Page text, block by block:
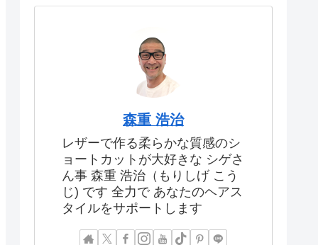
森重 浩治
レザーで作る柔らかな質感のシ
ョートカットが大好きな シゲさ
ん事 森重 浩治（もりしげ こう
じ) です 全力で あなたのヘアス
タイルをサポートします